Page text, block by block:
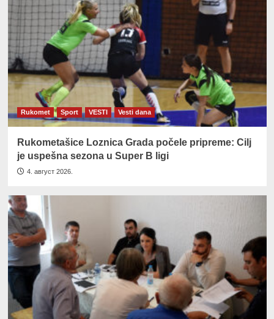
Rukomet Sport VESTI Vesti dana
Rukometašice Loznica Grada počele pripreme: Cilj
je uspešna sezona u Super B ligi
4. август 2026.